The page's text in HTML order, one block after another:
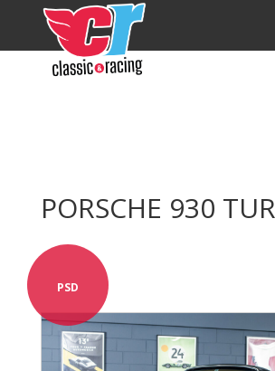
PORSCHE 930
PSD